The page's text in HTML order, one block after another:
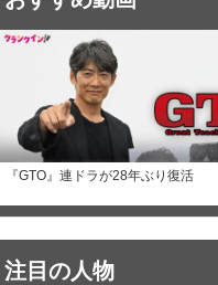
『GTO』連ドラが28年ぶり復活
注目の人物